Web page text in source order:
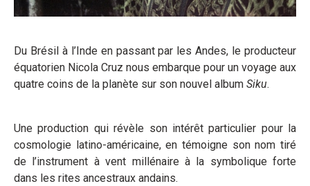
Du Brésil à l’Inde en passant par les Andes, le producteur
équatorien Nicola Cruz nous embarque pour un voyage aux
quatre coins de la planète sur son nouvel album Siku.
Une production qui révèle son intérêt particulier pour la
cosmologie latino-américaine, en témoigne son nom tiré
de l’instrument à vent millénaire à la symbolique forte
dans les rites ancestraux andains.